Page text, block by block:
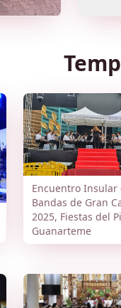
Encuentro Insular
Bandas de Gran
2025, Fiestas del
Guanarteme